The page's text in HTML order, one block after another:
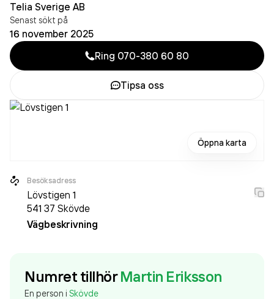
Telia Sverige AB
Senast sökt på
16 november 2025
Ring 070-380 60 80
Tipsa oss
Öppna karta
Besöksadress
Lövstigen 1
541 37 Skövde
Vägbeskrivning
Numret tillhör Martin Eriksson
En person i Skövde